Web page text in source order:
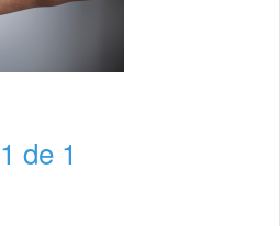
de 1